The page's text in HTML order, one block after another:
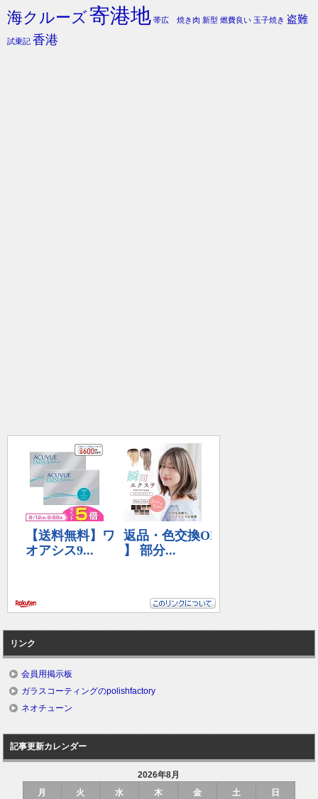
海クルーズ寄港地 帯広 焼き肉 新型 燃費良い 玉子焼き 盗難
試乗記 香港
リンク
会員用掲示板
ガラスコーティングのpolishfactory
ネオチューン
記事更新カレンダー
2026年8月
月
火 水 木 金 土 日